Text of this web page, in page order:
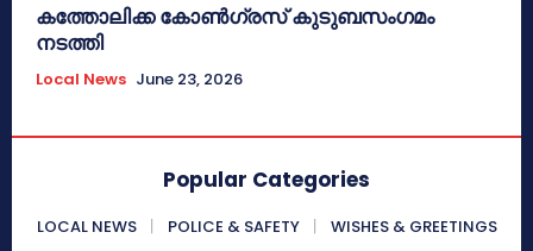
കത്തോലിക്ക കോൺഗ്രസ് കുടുബസംഗമം
നടത്തി
Local News June 23, 2026
Popular Categories
LOCAL NEWS POLICE & SAFETY
WISHES & GREETINGS